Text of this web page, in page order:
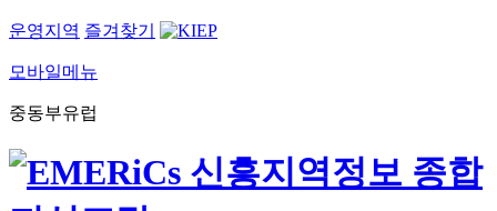
운영지역 즐겨찾기
모바일메뉴
중동부유럽